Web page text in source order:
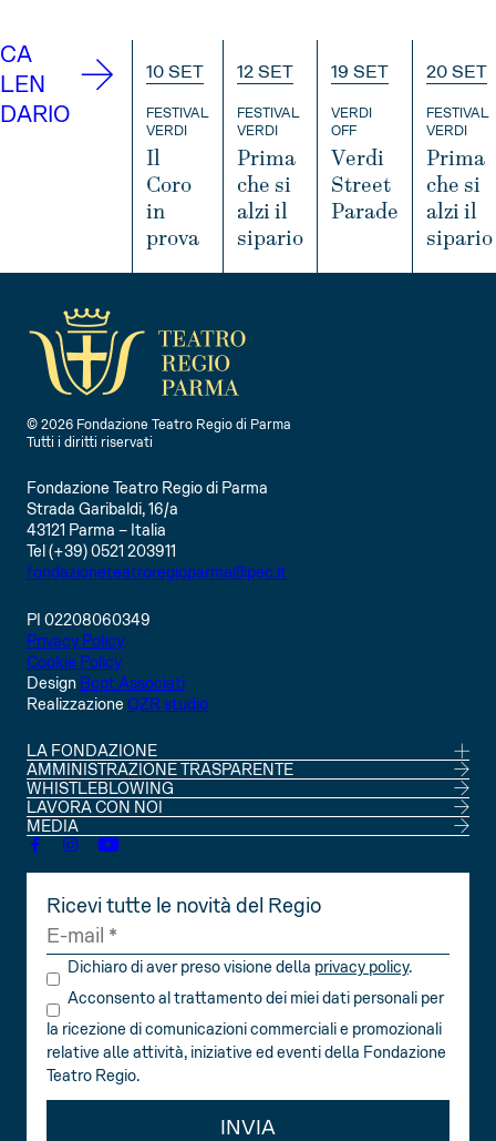
CA
LEN
DARIO
10 SET
FESTIVAL
VERDI
Il
Coro
in
prova
12 SET
FESTIVAL
VERDI
Prima
che si
alzi il
sipario
19 SET
VERDI
OFF
Verdi
Street
Parade
INFO
20 SET
FESTIVAL
VERDI
Prima
che si
alzi il
sipario
© 2026 Fondazione Teatro Regio di Parma
Tutti i diritti riservati
Fondazione Teatro Regio di Parma
Strada Garibaldi, 16/a
43121 Parma – Italia
Tel (+39) 0521 203911
fondazioneteatroregioparma@pec.it
PI 02208060349
Privacy Policy
Cookie Policy
Design Bcpt Associati
Realizzazione QZR studio
LA FONDAZIONE
CONSIGLIO DI AMMINISTRAZIONE
SOCI
STATUTO
AMMINISTRAZIONE TRASPARENTE
WHISTLEBLOWING
LAVORA CON NOI
MEDIA
Ricevi tutte le novità del Regio
Dichiaro di aver preso visione della privacy policy.
Acconsento al trattamento dei miei dati personali per
la ricezione di comunicazioni commerciali e promozionali
relative alle attività, iniziative ed eventi della Fondazione
Teatro Regio.
INVIA